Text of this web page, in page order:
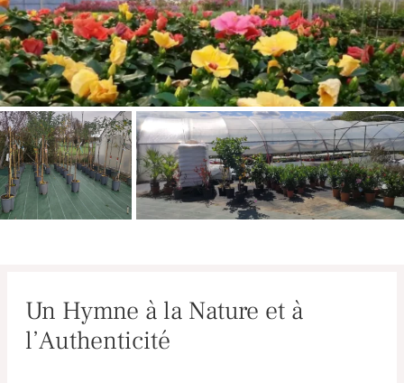
Un Hymne à la Nature et à
l’Authenticité